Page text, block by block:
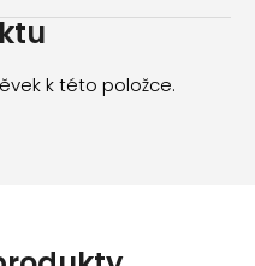
k této položce.